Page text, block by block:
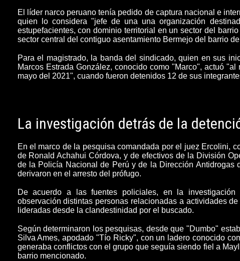
El líder narco peruanotenía pedido de captura nacional e
quien lo considera "jefe de una una organización
estupefacientes, con dominio territorial en un sector del
sector central del contiguo asentamiento Bermejo del barrio
Para el magistrado, la banda del sindicado, quien en sus
Marcos Estrada González, conocido como "Marco", actuó
mayo del 2021", cuando fueron detenidos 12 de sus
La investigación detrás de la
En el marco de la pesquisa comandada por el juez Ercolini,
de Ronald Achahui Córdova, y de efectivos de la División
de la Policía Nacional de Perú y de la Dirección
derivaron en el arresto del prófugo.
De acuerdo a las fuentes policiales, en la
observacióndistintas personas relacionadas a actividades
lideradas desde la clandestinidad por el buscado.
Según determinaron los pesquisas, desde que "Dumbo"
Silva Ames, apodado "Tío Ricky", con un ladero conocido
generaba conflictos con el grupo que seguía siendo fiel a
barrio mencionado.